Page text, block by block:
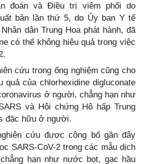
đoán và Điều trị viêm phổi do
bản lần thứ 5, do Ủy ban Y tế
dân Trung Hoa phát hành, đã
có thể không hiệu quả trong việc
cứu trong ống nghiệm cũng cho
quả của chlorhexidine digluconate
ở người, chẳng hạn như
và Hội chứng Hô hấp Trung
đặc hữu ở người.
cứu được công bố gần đây
SARS-CoV-2 trong các mẫu dịch
hạn như nước bọt, gạc hầu